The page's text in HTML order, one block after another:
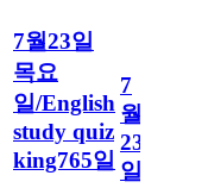
7월23일
목요
일/English
study quiz
king765일
7
월
23
일